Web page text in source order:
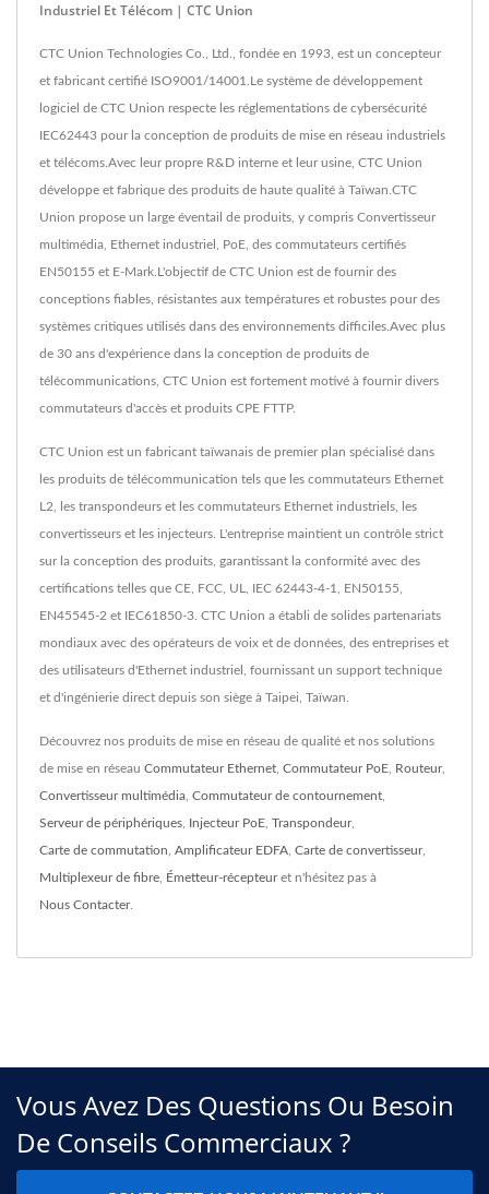
Industriel Et Télécom | CTC Union
CTC Union Technologies Co., Ltd., fondée en 1993, est un concepteur
et fabricant certifié ISO9001/14001.Le système de développement
logiciel de CTC Union respecte les réglementations de cybersécurité
IEC62443 pour la conception de produits de mise en réseau industriels
et télécoms.Avec leur propre R&D interne et leur usine, CTC Union
développe et fabrique des produits de haute qualité à Taïwan.CTC
Union propose un large éventail de produits, y compris Convertisseur
multimédia, Ethernet industriel, PoE, des commutateurs certifiés
EN50155 et E-Mark.L'objectif de CTC Union est de fournir des
conceptions fiables, résistantes aux températures et robustes pour des
systèmes critiques utilisés dans des environnements difficiles.Avec plus
de 30 ans d'expérience dans la conception de produits de
télécommunications, CTC Union est fortement motivé à fournir divers
commutateurs d'accès et produits CPE FTTP.
CTC Union est un fabricant taïwanais de premier plan spécialisé dans
les produits de télécommunication tels que les commutateurs Ethernet
L2, les transpondeurs et les commutateurs Ethernet industriels, les
convertisseurs et les injecteurs. L'entreprise maintient un contrôle strict
sur la conception des produits, garantissant la conformité avec des
certifications telles que CE, FCC, UL, IEC 62443-4-1, EN50155,
EN45545-2 et IEC61850-3. CTC Union a établi de solides partenariats
mondiaux avec des opérateurs de voix et de données, des entreprises et
des utilisateurs d'Ethernet industriel, fournissant un support technique
et d'ingénierie direct depuis son siège à Taipei, Taïwan.
Découvrez nos produits de mise en réseau de qualité et nos solutions
de mise en réseau Commutateur Ethernet Commutateur PoE Routeur,
Convertisseur multimédia Commutateur de contournement
Serveur de périphériques Injecteur PoE Transpondeur,
Carte de commutation Amplificateur EDFA Carte de convertisseur,
Multiplexeur de fibre Émetteur-récepteuret n'hésitez pas à
Nous Contacter.
Vous Avez Des Questions Ou Besoin
De Conseils Commerciaux ?